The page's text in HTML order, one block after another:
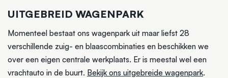
UITGEBREID WAGENPARK
Momenteel bestaat ons wagenpark uit maar liefst 28
verschillende zuig- en blaascombinaties en beschikken we
over een eigen centrale werkplaats. Er is meestal wel een
vrachtauto in de buurt. Bekijk ons uitgebreide wagenpark.